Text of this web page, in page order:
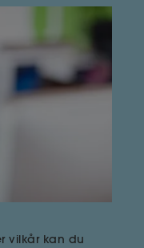
vilkår kan du